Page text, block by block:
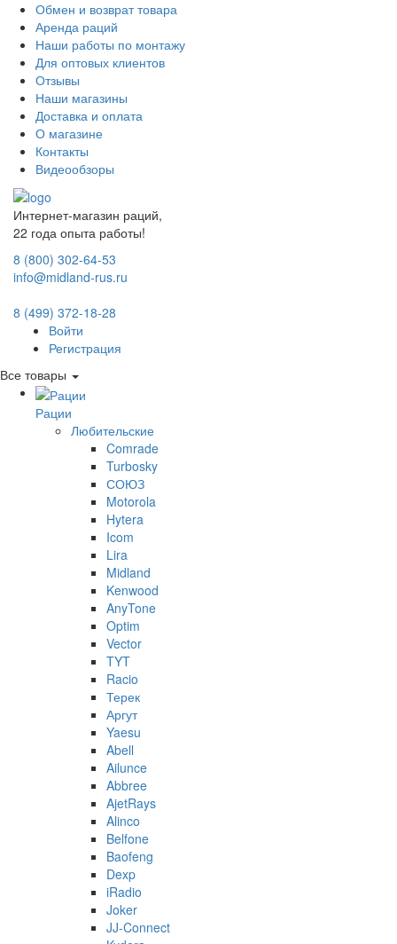
Обмен и возврат товара
Аренда раций
Наши работы по монтажу
Для оптовых клиентов
Отзывы
Наши магазины
Доставка и оплата
О магазине
Контакты
Видеообзоры
Интернет-магазин раций,
22 года опыта работы!
8 (800) 302-64-53
info@midland-rus.ru
8 (499) 372-18-28
Войти
Регистрация
Все товары
Рации
Любительские
Comrade
Turbosky
СОЮЗ
Motorola
Hytera
Icom
Lira
Midland
Kenwood
AnyTone
Optim
Vector
TYT
Racio
Терек
Аргут
Yaesu
Abell
Ailunce
Abbree
AjetRays
Alinco
Belfone
Baofeng
Dexp
iRadio
Joker
JJ-Connect